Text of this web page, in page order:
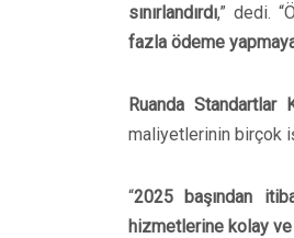
sınırlandırdı,” dedi.
fazla ödeme
Ruanda Standartlar
maliyetlerinin birçok
“2025 başından
hizmetlerine kolay